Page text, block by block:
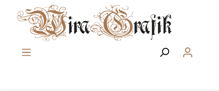
Zum Hauptinhalt springen